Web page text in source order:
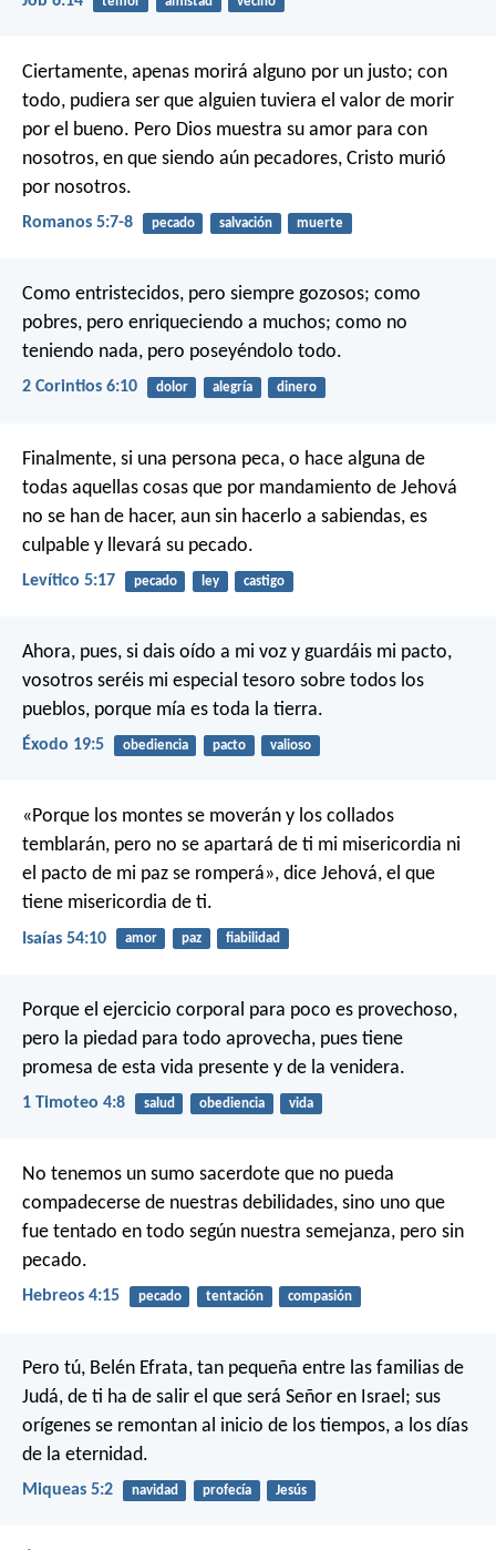
Ciertamente, apenas morirá alguno por un justo; con
todo, pudiera ser que alguien tuviera el valor de morir
por el bueno. Pero Dios muestra su amor para con
nosotros, en que siendo aún pecadores, Cristo murió
por nosotros.
Romanos 5:7-8 pecado salvación muerte
Como entristecidos, pero siempre gozosos; como
pobres, pero enriqueciendo a muchos; como no
teniendo nada, pero poseyéndolo todo.
2 Corintios 6:10 dolor alegría dinero
Finalmente, si una persona peca, o hace alguna de
todas aquellas cosas que por mandamiento de Jehová
no se han de hacer, aun sin hacerlo a sabiendas, es
culpable y llevará su pecado.
Levítico 5:17 pecado ley castigo
Ahora, pues, si dais oído a mi voz y guardáis mi pacto,
vosotros seréis mi especial tesoro sobre todos los
pueblos, porque mía es toda la tierra.
Éxodo 19:5 obediencia pacto valioso
«Porque los montes se moverán y los collados
temblarán, pero no se apartará de ti mi misericordia ni
el pacto de mi paz se romperá», dice Jehová, el que
tiene misericordia de ti.
Isaías 54:10 amor paz fiabilidad
Porque el ejercicio corporal para poco es provechoso,
pero la piedad para todo aprovecha, pues tiene
promesa de esta vida presente y de la venidera.
1 Timoteo 4:8 salud obediencia vida
No tenemos un sumo sacerdote que no pueda
compadecerse de nuestras debilidades, sino uno que
fue tentado en todo según nuestra semejanza, pero sin
pecado.
Hebreos 4:15 pecado tentación compasión
Pero tú, Belén Efrata, tan pequeña entre las familias de
Judá, de ti ha de salir el que será Señor en Israel; sus
orígenes se remontan al inicio de los tiempos, a los días
de la eternidad.
Miqueas 5:2 navidad profecía Jesús